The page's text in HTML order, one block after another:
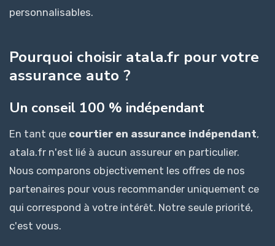
personnalisables.
Pourquoi choisir atala.fr pour votre
assurance auto ?
Un conseil 100 % indépendant
En tant que courtier en assurance indépendant,
atala.fr n'est lié à aucun assureur en particulier.
Nous comparons objectivement les offres de nos
partenaires pour vous recommander uniquement ce
qui correspond à votre intérêt. Notre seule priorité,
c'est vous.